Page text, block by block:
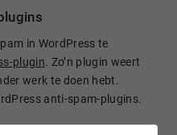
in WordPress te
plugin. Zo’n plugin weert
werk te doen hebt.
anti-spam-plugins.